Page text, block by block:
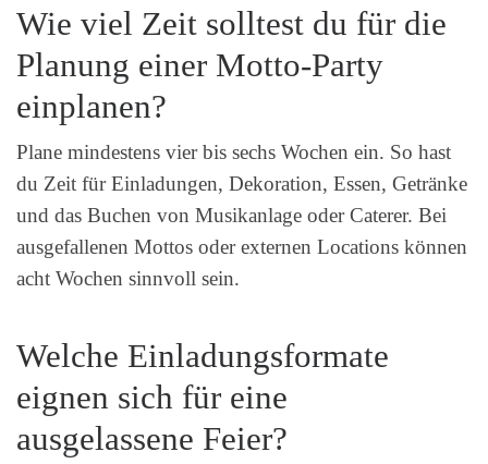
Wie viel Zeit solltest du für die
Planung einer Motto-Party
einplanen?
Plane mindestens vier bis sechs Wochen ein. So hast
du Zeit für Einladungen, Dekoration, Essen, Getränke
und das Buchen von Musikanlage oder Caterer. Bei
ausgefallenen Mottos oder externen Locations können
acht Wochen sinnvoll sein.
Welche Einladungsformate
eignen sich für eine
ausgelassene Feier?